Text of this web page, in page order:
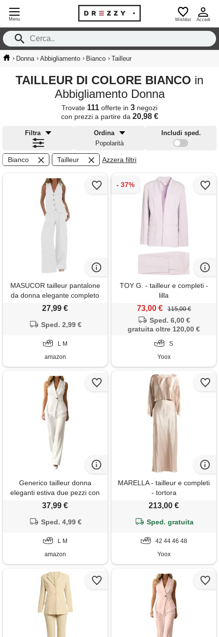
Menu Wishlist Accedi
› Donna › Abbigliamento › Bianco › Tailleur
TAILLEUR DI COLORE BIANCO in
Abbigliamento Donna
Trovate 111 offerte in 3 negozi
con prezzi a partire da 20,98 €
Filtra
Ordina
Popolarità
Includi sped.
Bianco Tailleur Azzera filtri
MASUCOR tailleur pantalone
da donna elegante completo
da lavoro set 2 pezzi slim fit
con scollo a v pantaloni
moda pantaloni lunghi
cotone(white, m)
27,99 €
Sped. 2,99 €
L M
amazon
TOY G. - tailleur e completi -
lilla
73,00 € 115,00 €
Sped. 6,00 €
gratuita oltre 120,00 €
S
Yoox
Generico tailleur donna
eleganti estiva due pezzi con
gilet senza maniche e
donna elegante cerimonia
lavoro ufficio e occasioni
importanti, bianco, m
37,99 €
Sped. 4,99 €
L M
amazon
MARELLA - tailleur e completi
- tortora
213,00 €
Sped. gratuita
42 44 46 48
Yoox